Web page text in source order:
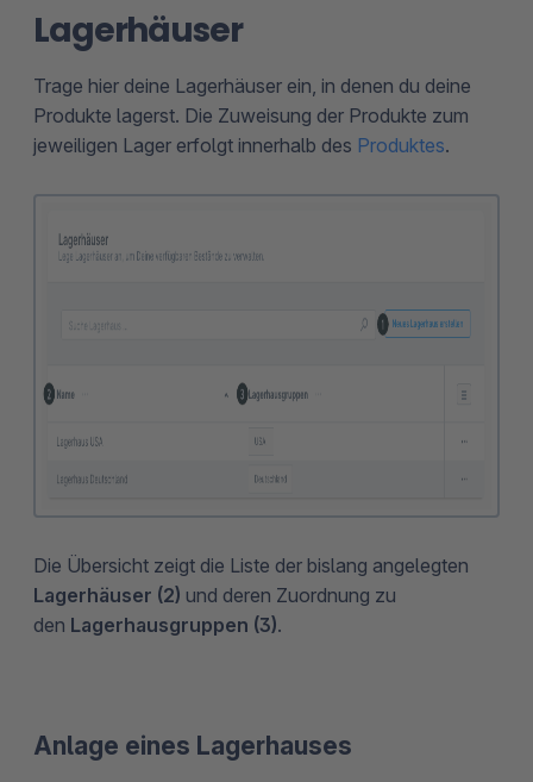
Lagerhäuser
Trage hier deine Lagerhäuser ein, in denen du deine
Produkte lagerst. Die Zuweisung der Produkte zum
jeweiligen Lager erfolgt innerhalb des Produktes.
Die Übersicht zeigt die Liste der bislang angelegten
Lagerhäuser (2) und deren Zuordnung zu
den Lagerhausgruppen (3).
Anlage eines Lagerhauses